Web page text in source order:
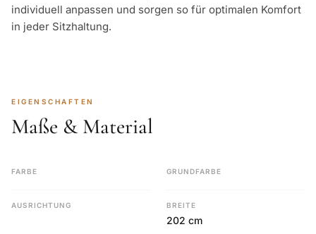
individuell anpassen und sorgen so für optimalen Komfort
in jeder Sitzhaltung.
EIGENSCHAFTEN
Maße & Material
FARBE GRUNDFARBE
AUSRICHTUNG BREITE
202 cm